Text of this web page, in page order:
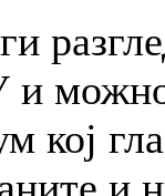
кој